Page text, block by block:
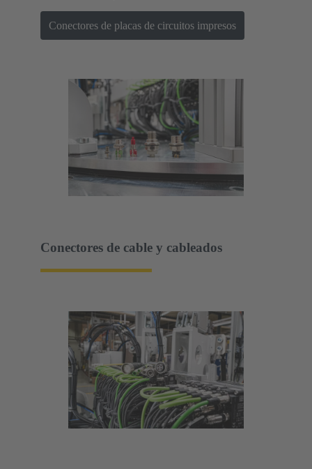
Conectores de placas de circuitos impresos
Conectores de cable y cableados